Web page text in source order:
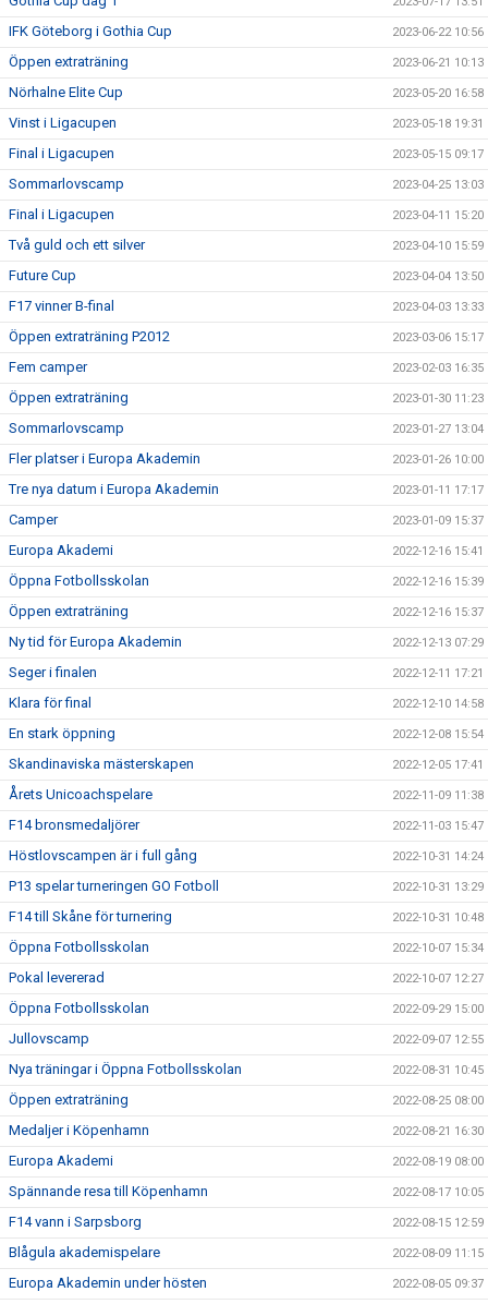
IFK Göteborg i Gothia Cup 2023-06-22 10:56
Öppen extraträning 2023-06-21 10:13
Nörhalne Elite Cup 2023-05-20 16:58
Vinst i Ligacupen 2023-05-18 19:31
Final i Ligacupen 2023-05-15 09:17
Sommarlovscamp 2023-04-25 13:03
Final i Ligacupen 2023-04-11 15:20
Två guld och ett silver 2023-04-10 15:59
Future Cup 2023-04-04 13:50
F17 vinner B-final 2023-04-03 13:33
Öppen extraträning P2012 2023-03-06 15:17
Fem camper 2023-02-03 16:35
Öppen extraträning 2023-01-30 11:23
Sommarlovscamp 2023-01-27 13:04
Fler platser i Europa Akademin 2023-01-26 10:00
Tre nya datum i Europa Akademin 2023-01-11 17:17
Camper 2023-01-09 15:37
Europa Akademi 2022-12-16 15:41
Öppna Fotbollsskolan 2022-12-16 15:39
Öppen extraträning 2022-12-16 15:37
Ny tid för Europa Akademin 2022-12-13 07:29
Seger i finalen 2022-12-11 17:21
Klara för final 2022-12-10 14:58
En stark öppning 2022-12-08 15:54
Skandinaviska mästerskapen 2022-12-05 17:41
Årets Unicoachspelare 2022-11-09 11:38
F14 bronsmedaljörer 2022-11-03 15:47
Höstlovscampen är i full gång 2022-10-31 14:24
P13 spelar turneringen GO Fotboll 2022-10-31 13:29
F14 till Skåne för turnering 2022-10-31 10:48
Öppna Fotbollsskolan 2022-10-07 15:34
Pokal levererad 2022-10-07 12:27
Öppna Fotbollsskolan 2022-09-29 15:00
Jullovscamp 2022-09-07 12:55
Nya träningar i Öppna Fotbollsskolan 2022-08-31 10:45
Öppen extraträning 2022-08-25 08:00
Medaljer i Köpenhamn 2022-08-21 16:30
Europa Akademi 2022-08-19 08:00
Spännande resa till Köpenhamn 2022-08-17 10:05
F14 vann i Sarpsborg 2022-08-15 12:59
Blågula akademispelare 2022-08-09 11:15
Europa Akademin under hösten 2022-08-05 09:37